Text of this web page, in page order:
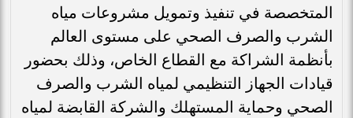
المتخصصة في تنفيذ وتمويل مشروعات مياه
الشرب والصرف الصحي على مستوى العالم
بأنظمة الشراكة مع القطاع الخاص، وذلك بحضور
قيادات الجهاز التنظيمي لمياه الشرب والصرف
الصحي وحماية المستهلك والشركة القابضة لمياه